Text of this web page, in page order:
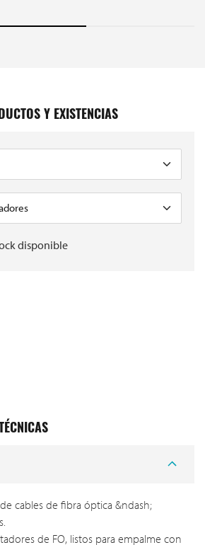
Y EXISTENCIAS
disponible
cables de fibra óptica &ndash;
de FO, listos para empalme con